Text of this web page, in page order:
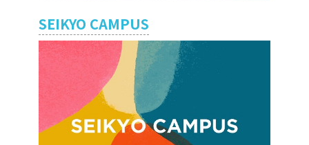
SEIKYO CAMPUS